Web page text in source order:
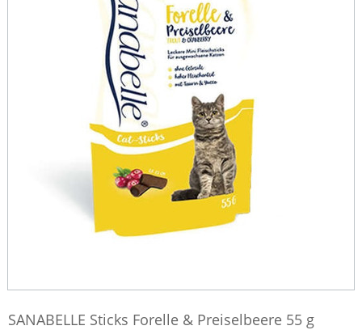
SANABELLE Sticks Forelle & Preiselbeere 55 g